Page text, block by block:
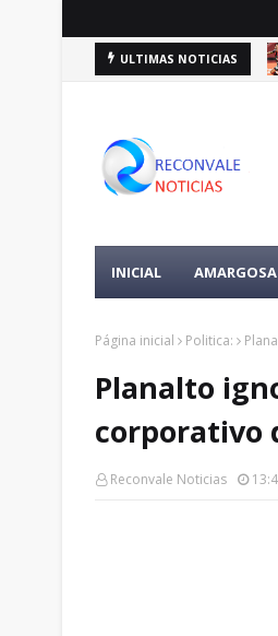
ULTIMAS NOTICIAS
INICIAL AMARGOSA
Página inicial Politica:
Planalto
corporativo
Reconvale Noticias